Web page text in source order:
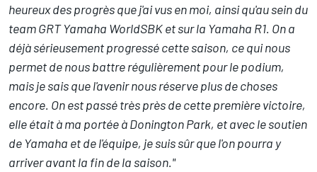
heureux des progrès que j'ai vus en moi, ainsi qu'au sein du
team GRT Yamaha WorldSBK et sur la Yamaha R1. On a
déjà sérieusement progressé cette saison, ce qui nous
permet de nous battre régulièrement pour le podium,
mais je sais que l'avenir nous réserve plus de choses
encore. On est passé très près de cette première victoire,
elle était à ma portée à Donington Park, et avec le soutien
de Yamaha et de l'équipe, je suis sûr que l'on pourra y
arriver avant la fin de la saison."